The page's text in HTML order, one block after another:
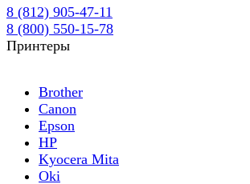
8 (812) 905-47-11
8 (800) 550-15-78
Принтеры
Brother
Canon
Epson
HP
Kyocera Mita
Oki